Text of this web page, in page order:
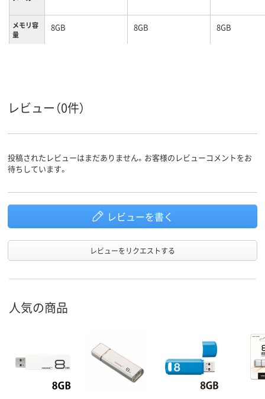
メモリ容
量
8GB 8GB 8GB
コネクタ
Type-A
プホール
レビュー（0件）
投稿されたレビューはまだありません。お客様のレビューコメントをお
待ちしています。
レビューを書く
レビューをリクエストする
人気の商品